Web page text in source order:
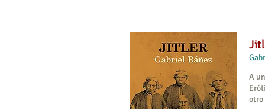
A
otro